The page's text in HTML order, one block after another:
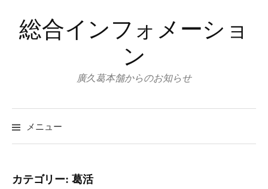
ン
テ総合インフォメーショ
ン
廣久葛本舗からのお知らせ
メニュー
カテゴリー: 葛活